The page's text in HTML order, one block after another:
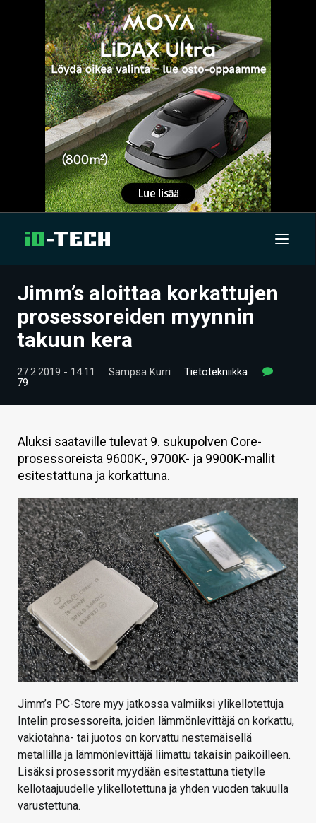
UUTISET
ARTIKKELIT
VIDEOT
HINTA.FI
KAUPPA
VAIHDA TEEMA
HAKU
Jimm’s aloittaa korkattujen
prosessoreiden myynnin
takuun kera
27.2.2019 - 14:11 Sampsa Kurri
Tietotekniikka
79
Aluksi saataville tulevat 9. sukupolven Core-
prosessoreista 9600K-, 9700K- ja 9900K-mallit
esitestattuna ja korkattuna.
Jimm’s PC-Store myy jatkossa valmiiksi ylikellotettuja
Intelin prosessoreita, joiden lämmönlevittäjä on korkattu,
vakiotahna- tai juotos on korvattu nestemäisellä
metallilla ja lämmönlevittäjä liimattu takaisin paikoilleen.
Lisäksi prosessorit myydään esitestattuna tietylle
kellotaajuudelle ylikellotettuna ja yhden vuoden takuulla
varustettuna.